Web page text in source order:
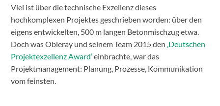
Viel ist über die technische Exzellenz dieses
hochkomplexen Projektes geschrieben worden: über den
eigens entwickelten, 500 m langen Betonmischzug etwa.
Doch was Obieray und seinem Team 2015 den ‚Deutschen
Projektexzellenz Award’einbrachte, war das
Projektmanagement: Planung, Prozesse, Kommunikation
vom feinsten.